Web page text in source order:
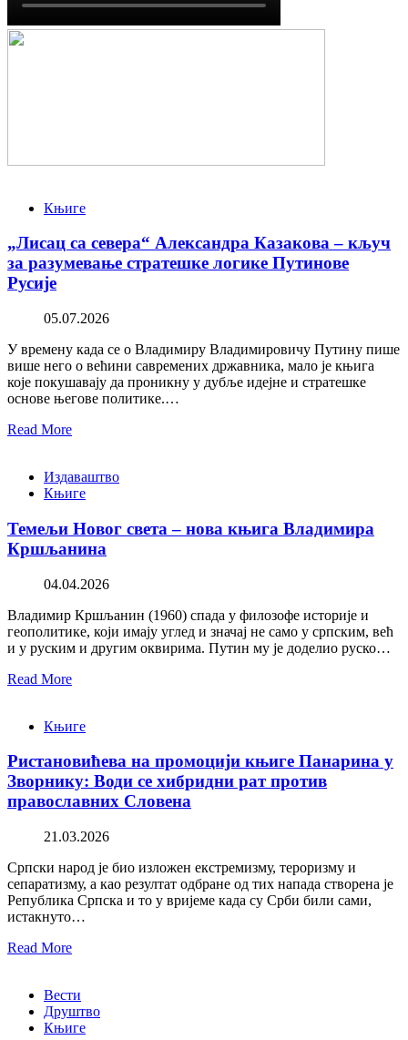
Књиге
„Лисац са севера“ Александра Казакова – кључ
за разумевање стратешке логике Путинове
Русије
05.07.2026
У времену када се о Владимиру Владимировичу Путину пише
више него о већини савремених државника, мало је књига
које покушавају да проникну у дубље идејне и стратешке
основе његове политике.…
Read More
Издаваштво
Књиге
Темељи Новог света – нова књига Владимира
Кршљанина
04.04.2026
Владимир Кршљанин (1960) спада у филозофе историје и
геополитике, који имају углед и значај не само у српским, већ
и у руским и другим оквирима. Путин му је доделио руско…
Read More
Књиге
Ристановићева на промоцији књиге Панарина у
Зворнику: Води се хибридни рат против
православних Словена
21.03.2026
Српски народ је био изложен екстремизму, тероризму и
сепаратизму, а као резултат одбране од тих напада створена је
Република Српска и то у вријеме када су Срби били сами,
истакнуто…
Read More
Вести
Друштво
Књиге